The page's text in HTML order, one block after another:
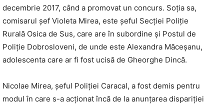
decembrie 2017, când a promovat un concurs. Soţia sa,
comisarul şef Violeta Mirea, este şeful Secţiei Poliţie
Rurală Osica de Sus, care are în subordine şi Postul de
Poliţie Dobrosloveni, de unde este Alexandra Măceşanu,
adolescenta care ar fi fost ucisă de Gheorghe Dincă.
Nicolae Mirea, șeful Poliției Caracal, a fost demis pentru
modul în care s-a acționat încă de la anunțarea dispariției